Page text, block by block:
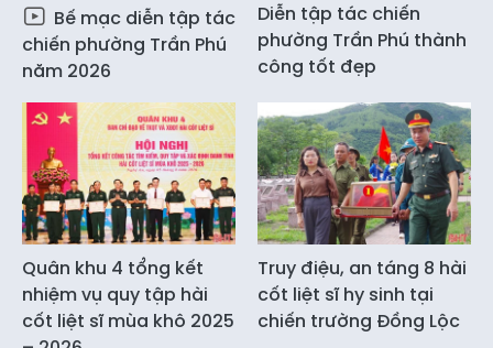
Bế mạc diễn tập tác
chiến phường Trần Phú
năm 2026
Diễn tập tác chiến
phường Trần Phú thành
công tốt đẹp
Quân khu 4 tổng kết
nhiệm vụ quy tập hài
cốt liệt sĩ mùa khô 2025
Truy điệu, an táng 8 hài
cốt liệt sĩ hy sinh tại
chiến trường Đồng Lộc